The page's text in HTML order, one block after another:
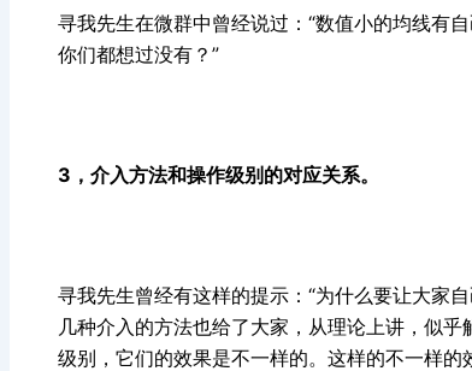
寻我先生在微群中曾经说过：“数值小的均线有
你们都想过没有？”
3，介入方法和操作级别的对应关系。
寻我先生曾经有这样的提示：“为什么要让大家
几种介入的方法也给了大家，从理论上讲，似
级别，它们的效果是不一样的。这样的不一样的